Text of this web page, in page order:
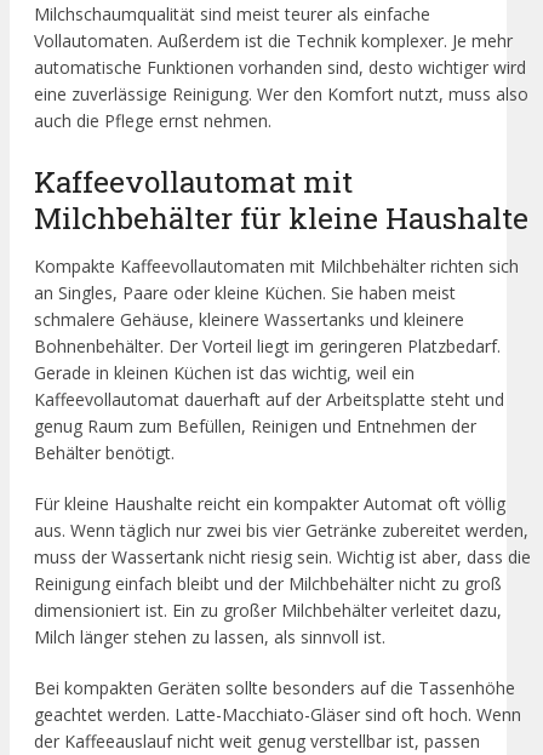
Milchschaumqualität sind meist teurer als einfache
Vollautomaten. Außerdem ist die Technik komplexer. Je mehr
automatische Funktionen vorhanden sind, desto wichtiger wird
eine zuverlässige Reinigung. Wer den Komfort nutzt, muss also
auch die Pflege ernst nehmen.
Kaffeevollautomat mit
Milchbehälter für kleine Haushalte
Kompakte Kaffeevollautomaten mit Milchbehälter richten sich
an Singles, Paare oder kleine Küchen. Sie haben meist
schmalere Gehäuse, kleinere Wassertanks und kleinere
Bohnenbehälter. Der Vorteil liegt im geringeren Platzbedarf.
Gerade in kleinen Küchen ist das wichtig, weil ein
Kaffeevollautomat dauerhaft auf der Arbeitsplatte steht und
genug Raum zum Befüllen, Reinigen und Entnehmen der
Behälter benötigt.
Für kleine Haushalte reicht ein kompakter Automat oft völlig
aus. Wenn täglich nur zwei bis vier Getränke zubereitet werden,
muss der Wassertank nicht riesig sein. Wichtig ist aber, dass die
Reinigung einfach bleibt und der Milchbehälter nicht zu groß
dimensioniert ist. Ein zu großer Milchbehälter verleitet dazu,
Milch länger stehen zu lassen, als sinnvoll ist.
Bei kompakten Geräten sollte besonders auf die Tassenhöhe
geachtet werden. Latte-Macchiato-Gläser sind oft hoch. Wenn
der Kaffeeauslauf nicht weit genug verstellbar ist, passen